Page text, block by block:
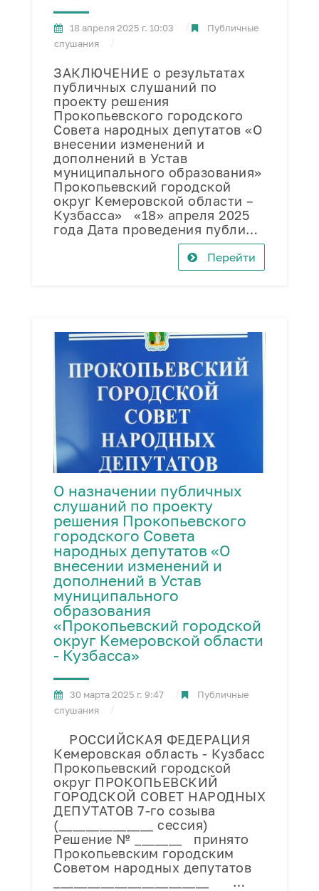
18 апреля 2025 г. 10:03
Публичные
слушания
ЗАКЛЮЧЕНИЕ о результатах
публичных слушаний по
проекту решения
Прокопьевского городского
Совета народных депутатов «О
внесении изменений и
дополнений в Устав
муниципального образования»
Прокопьевский городской
округ Кемеровской области –
Кузбасса» «18» апреля 2025
года Дата проведения публи…
Перейти
О назначении публичных
слушаний по проекту
решения Прокопьевского
городского Совета
народных депутатов «О
внесении изменений и
дополнений в Устав
муниципального
образования
«Прокопьевский городской
округ Кемеровской области
- Кузбасса»
30 марта 2025 г. 9:47
Публичные
слушания
РОССИЙСКАЯ ФЕДЕРАЦИЯ
Кемеровская область - Кузбасс
Прокопьевский городской
округ ПРОКОПЬЕВСКИЙ
ГОРОДСКОЙ СОВЕТ НАРОДНЫХ
ДЕПУТАТОВ 7-го созыва
(______________ сессия)
Решение № _______ принято
Прокопьевским городским
Советом народных депутатов
_______________________ …